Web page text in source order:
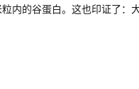
内的谷蛋白。这也印证了：